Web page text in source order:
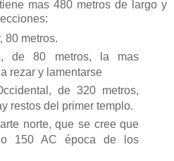
mas 480 metros de largo y
80 metros.
de 80 metros, la mas
rezar y lamentarse
de 320 metros,
restos del primer templo.
norte, que se cree que
150 AC época de los